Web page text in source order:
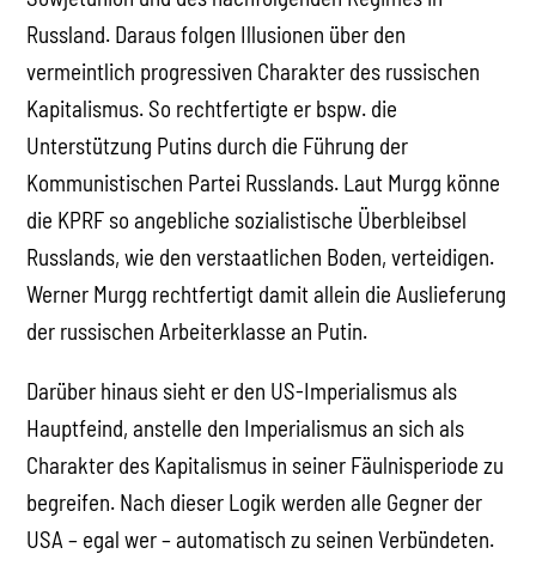
Russland. Daraus folgen Illusionen über den
vermeintlich progressiven Charakter des russischen
Kapitalismus. So rechtfertigte er bspw. die
Unterstützung Putins durch die Führung der
Kommunistischen Partei Russlands. Laut Murgg könne
die KPRF so angebliche sozialistische Überbleibsel
Russlands, wie den verstaatlichen Boden, verteidigen.
Werner Murgg rechtfertigt damit allein die Auslieferung
der russischen Arbeiterklasse an Putin.
Darüber hinaus sieht er den US-Imperialismus als
Hauptfeind, anstelle den Imperialismus an sich als
Charakter des Kapitalismus in seiner Fäulnisperiode zu
begreifen. Nach dieser Logik werden alle Gegner der
USA – egal wer – automatisch zu seinen Verbündeten.